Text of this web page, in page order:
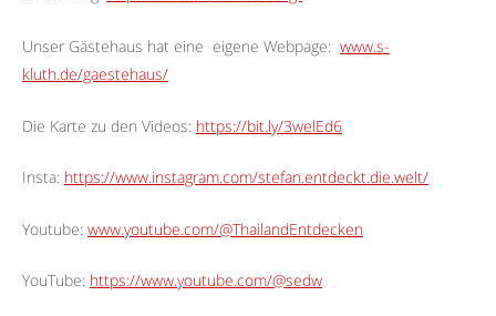
Unser Gästehaus hat eine eigene Webpage: www.s-
kluth.de/gaestehaus/
Die Karte zu den Videos: https://bit.ly/3welEd6
Insta: https://www.instagram.com/stefan.entdeckt.die.welt/
Youtube: www.youtube.com/@ThailandEntdecken
YouTube: https://www.youtube.com/@sedw